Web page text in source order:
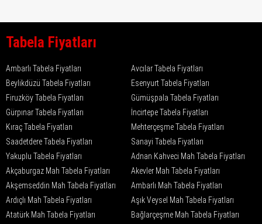
Tabela Fiyatları
Ambarlı Tabela Fiyatları
Avcılar Tabela Fiyatları
Beylikdüzü Tabela Fiyatları
Esenyurt Tabela Fiyatları
Firuzköy Tabela Fiyatları
Gümüşpala Tabela Fiyatları
Gürpınar Tabela Fiyatları
İncirtepe Tabela Fiyatları
Kıraç Tabela Fiyatları
Mehterçeşme Tabela Fiyatları
Saadetdere Tabela Fiyatları
Sanayi Tabela Fiyatları
Yakuplu Tabela Fiyatları
Adnan Kahveci Mah Tabela Fiyatları
Akçaburgaz Mah Tabela Fiyatları
Akevler Mah Tabela Fiyatları
Akşemseddin Mah Tabela Fiyatları
Ambarlı Mah Tabela Fiyatları
Ardıçlı Mah Tabela Fiyatları
Aşık Veysel Mah Tabela Fiyatları
Atatürk Mah Tabela Fiyatları
Bağlarçeşme Mah Tabela Fiyatları